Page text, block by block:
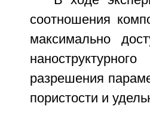
соотношения
максимально
разрешения
пористости и